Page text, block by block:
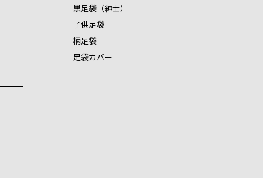
黒足袋（紳士）
子供足袋
柄足袋
足袋カバー